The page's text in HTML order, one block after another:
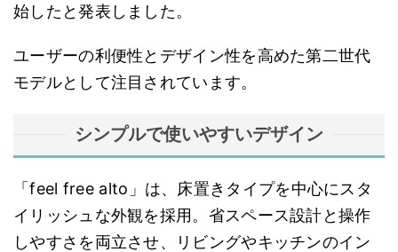
始したと発表しました。
ユーザーの利便性とデザイン性を高めた第⼆世代
モデルとして注目されています。
シンプルで使いやすいデザイン
「feel free alto」は、床置きタイプを中心にスタ
イリッシュな外観を採用。省スペース設計と操作
しやすさを両立させ、リビングやキッチンのイン